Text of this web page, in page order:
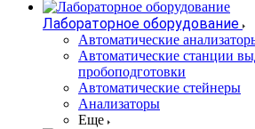
Лабораторное оборудование
Автоматические
Автоматические станции
пробоподготовки
Автоматические стейнеры
Анализаторы
Еще